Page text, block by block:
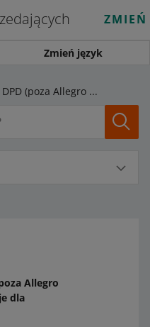
Zmień język
Allegro Kurier DPD (poza Allegro Delivery) – informacje dla sprzedających
Allegro
dla